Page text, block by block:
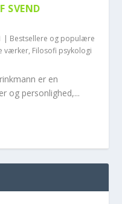
SVEND
| Bestsellere og populære
værker, Filosofi psykologi
er en
og personlighed,...